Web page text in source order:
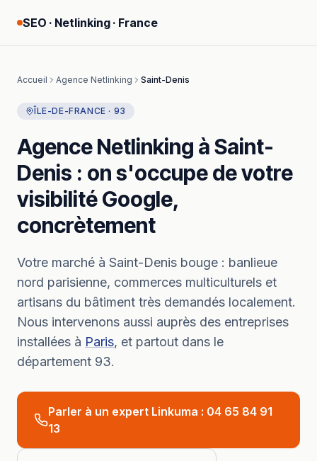
SEO · Netlinking · France
Accueil Agence Netlinking Saint-Denis
ÎLE-DE-FRANCE · 93
Agence Netlinking àSaint-
Denis : on s'occupe de votre
visibilité Google,
concrètement
Votre marché à Saint-Denis bouge : banlieue
nord parisienne, commerces multiculturels et
artisans du bâtiment très demandés localement.
Nous intervenons aussi auprès des entreprises
installées à Paris, et partout dans le
département 93.
Parler à un expert Linkuma : 04 65 84 91
13